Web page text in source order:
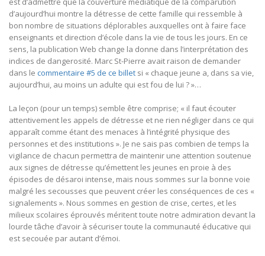
d’aujourd’hui montre la détresse de cette famille qui ressemble à
bon nombre de situations déplorables auxquelles ont à faire face
enseignants et direction d’école dans la vie de tous les jours. En ce
sens, la publication Web change la donne dans l’interprétation des
indices de dangerosité. Marc St-Pierre avait raison de demander
dans le commentaire #5 de ce billet si « chaque jeune a, dans sa vie,
aujourd’hui, au moins un adulte qui est fou de lui ? »…
La leçon (pour un temps) semble être comprise; « il faut écouter
attentivement les appels de détresse et ne rien négliger dans ce qui
apparaît comme étant des menaces à l’intégrité physique des
personnes et des institutions ». Je ne sais pas combien de temps la
vigilance de chacun permettra de maintenir une attention soutenue
aux signes de détresse qu’émettent les jeunes en proie à des
épisodes de désaroi intense, mais nous sommes sur la bonne voie
malgré les secousses que peuvent créer les conséquences de ces «
signalements ». Nous sommes en gestion de crise, certes, et les
milieux scolaires éprouvés méritent toute notre admiration devant la
lourde tâche d’avoir à sécuriser toute la communauté éducative qui
est secouée par autant d’émoi.